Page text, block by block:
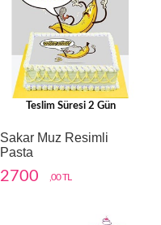
Teslim Süresi 2 Gün
Sakar Muz Resimli
Pasta
2700 ,00 TL